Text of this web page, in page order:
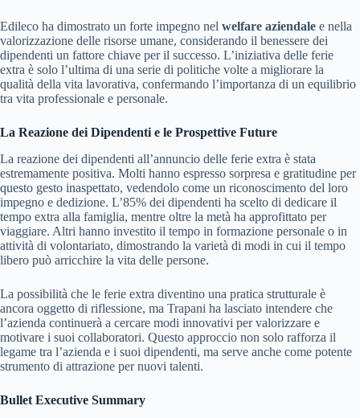
Edileco ha dimostrato un forte impegno nel welfare aziendale e nella
valorizzazione delle risorse umane, considerando il benessere dei
dipendenti un fattore chiave per il successo. L’iniziativa delle ferie
extra è solo l’ultima di una serie di politiche volte a migliorare la
qualità della vita lavorativa, confermando l’importanza di un equilibrio
tra vita professionale e personale.
La Reazione dei Dipendenti e le Prospettive Future
La reazione dei dipendenti all’annuncio delle ferie extra è stata
estremamente positiva. Molti hanno espresso sorpresa e gratitudine per
questo gesto inaspettato, vedendolo come un riconoscimento del loro
impegno e dedizione. L’85% dei dipendenti ha scelto di dedicare il
tempo extra alla famiglia, mentre oltre la metà ha approfittato per
viaggiare. Altri hanno investito il tempo in formazione personale o in
attività di volontariato, dimostrando la varietà di modi in cui il tempo
libero può arricchire la vita delle persone.
La possibilità che le ferie extra diventino una pratica strutturale è
ancora oggetto di riflessione, ma Trapani ha lasciato intendere che
l’azienda continuerà a cercare modi innovativi per valorizzare e
motivare i suoi collaboratori. Questo approccio non solo rafforza il
legame tra l’azienda e i suoi dipendenti, ma serve anche come potente
strumento di attrazione per nuovi talenti.
Bullet Executive Summary